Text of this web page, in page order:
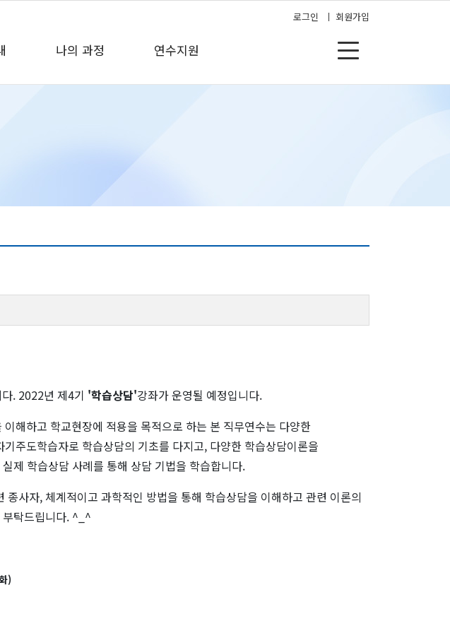
나의 과정 연수지원
로그인 회원가입
문가 과정
증명서 발급
1:1문의
. 2022년 제4기 '학습상담'강좌가 운영될 예정입니다.
해하고 학교현장에 적용을 목적으로 하는 본 직무연수는 다양한
주도학습자로 학습상담의 기초를 다지고, 다양한 학습상담이론을
제 학습상담 사례를 통해 상담 기법을 학습합니다.
사자, 체계적이고 과학적인 방법을 통해 학습상담을 이해하고 관련 이론의
부탁드립니다. ^_^
)